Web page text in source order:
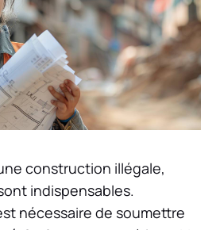
construction illégale,
indispensables.
nécessaire de soumettre